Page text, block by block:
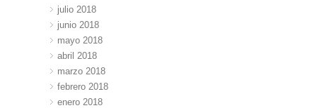
julio 2018
junio 2018
mayo 2018
abril 2018
marzo 2018
febrero 2018
enero 2018